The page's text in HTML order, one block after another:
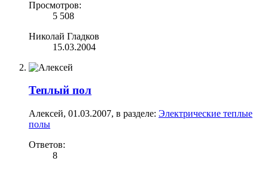
Просмотров:
5 508
Николай Гладков
15.03.2004
Теплый пол
Алексей, 01.03.2007, в разделе: Электрические теплые
полы
Ответов:
8